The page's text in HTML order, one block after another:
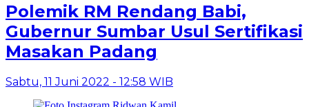
Polemik RM Rendang Babi,
Gubernur Sumbar Usul Sertifikasi
Masakan Padang
Sabtu, 11 Juni 2022 - 12:58 WIB